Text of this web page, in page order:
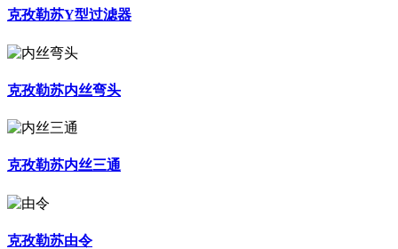
克孜勒苏Y型过滤器
克孜勒苏内丝弯头
克孜勒苏内丝三通
克孜勒苏由令